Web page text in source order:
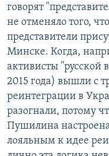
говорят
не отменяло того,
представители
Минске. Когда,
активисты "русской
2015 года) вышли с
реинтеграции в
разогнали, потому
Пушилина
лояльным к идее